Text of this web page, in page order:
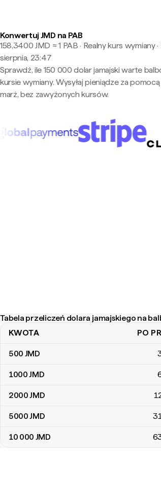
Konwertuj JMD na PAB
158,3400 JMD ≈ 1 PAB · Realny kurs wymiany·
sierpnia, 23:47
Sprawdź, ile 150 000 dolar jamajski warte
kursie wymiany. Wysyłaj pieniądze za
marż, bez zawyżonych kursów.
Tabela przeliczeń dolara jamajskiego na
Tabela przeliczeń dolara jamajskiego na
KWOTA PO
500 JMD
1000JMD
2000JMD
5000JMD
10 000 JMD